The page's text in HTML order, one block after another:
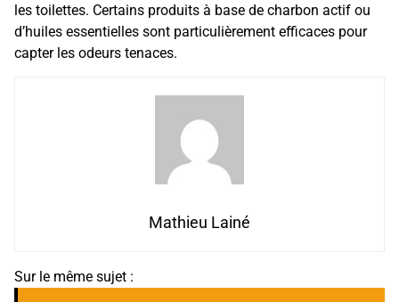
les toilettes. Certains produits à base de charbon actif ou
d’huiles essentielles sont particulièrement efficaces pour
capter les odeurs tenaces.
Mathieu Lainé
Sur le même sujet :